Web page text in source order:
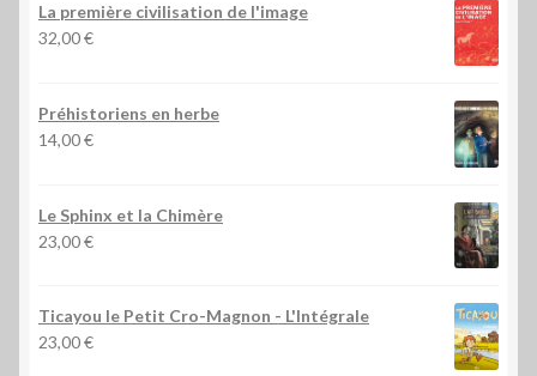
La première civilisation de l'image
32,00€
Préhistoriens en herbe
14,00€
Le Sphinx et la Chimère
23,00€
Ticayou le Petit Cro-Magnon - L'Intégrale
23,00€